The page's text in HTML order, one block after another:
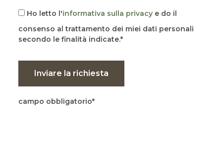
Ho letto l'informativa sulla privacy e do il
consenso al trattamento dei miei dati personali
secondo le finalità indicate.
Inviare la richiesta
campo obbligatorio